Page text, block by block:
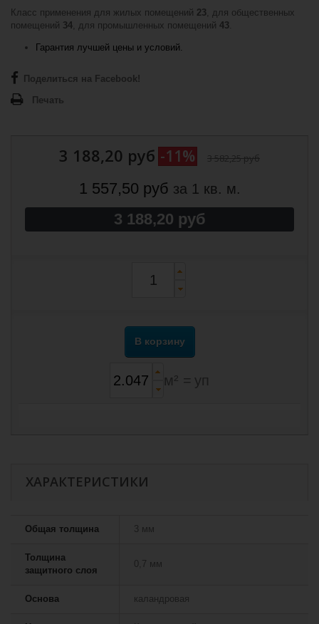
Класс применения для жилых помещений 23 , для общественных
помещений 34, для промышленных помещений 43 .
Гарантия лучшей цены и условий.
Поделиться на Facebook!
Печать
3 188,20 руб -11% 3 582,25 руб
1 557,50 руб за 1 кв. м.
3 188,20 руб
В корзину
м² = уп
ХАРАКТЕРИСТИКИ
Общая толщина 3 мм
Толщина
защитного слоя
0,7 мм
Основа каландровая